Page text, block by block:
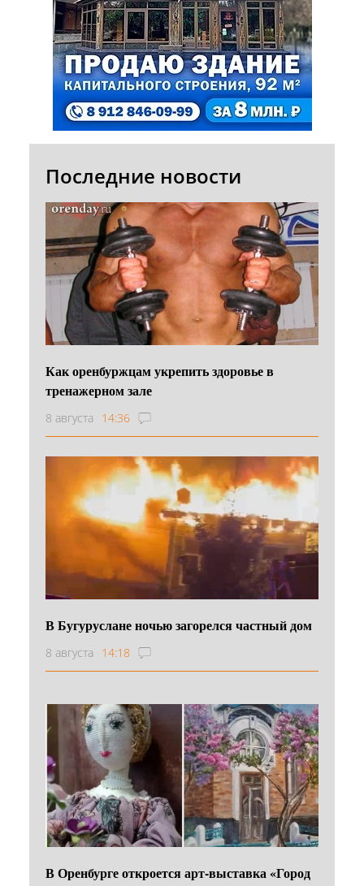
Последние новости
Как оренбуржцам укрепить здоровье в
тренажерном зале
8 августа 14:36
В Бугуруслане ночью загорелся частный дом
8 августа 14:18
В Оренбурге откроется арт-выставка «Город